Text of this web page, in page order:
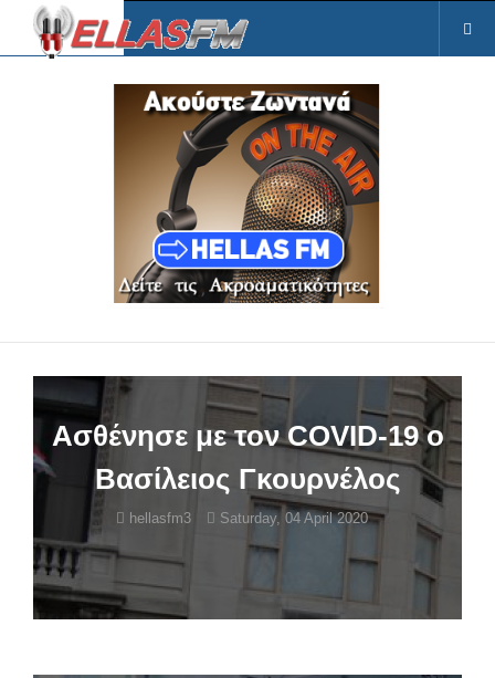
Ασθένησε με τον COVID-19 ο
Βασίλειος Γκουρνέλος
hellasfm3 Saturday, 04 April 2020